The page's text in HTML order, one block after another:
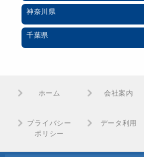
神奈川県
千葉県
ホーム 会社案内
プライバシー
ポリシー
データ利用